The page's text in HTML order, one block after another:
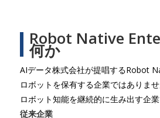
Robot Native
何か
AIデータ株式会社が提唱するRobot
ロボットを保有する企業ではありませ
ロボット知能を継続的に生み出す企業
従来企業